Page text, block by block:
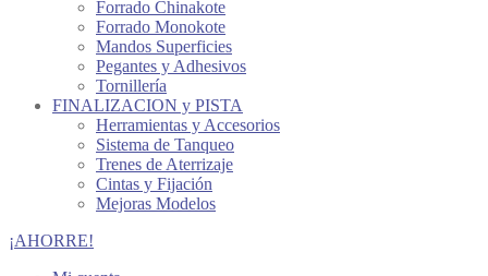
Forrado Chinakote
Forrado Monokote
Mandos Superficies
Pegantes y Adhesivos
Tornillería
FINALIZACION y PISTA
Herramientas y Accesorios
Sistema de Tanqueo
Trenes de Aterrizaje
Cintas y Fijación
Mejoras Modelos
¡AHORRE!